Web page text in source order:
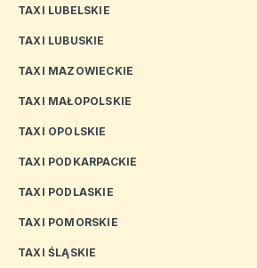
TAXI LUBELSKIE
TAXI LUBUSKIE
TAXI MAZOWIECKIE
TAXI MAŁOPOLSKIE
TAXI OPOLSKIE
TAXI PODKARPACKIE
TAXI PODLASKIE
TAXI POMORSKIE
TAXI ŚLĄSKIE